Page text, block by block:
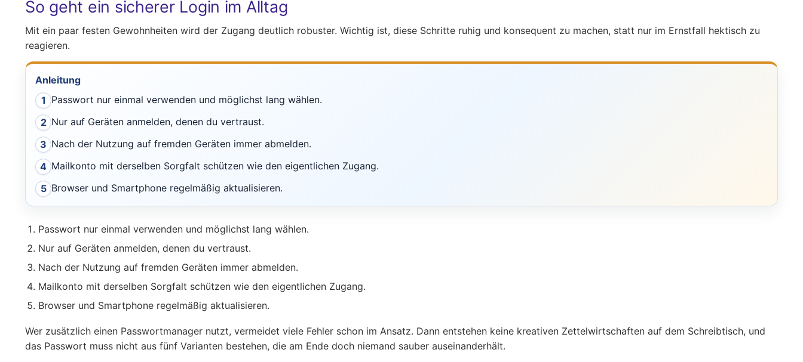
So geht ein sicherer Login im Alltag
Mit ein paar festen Gewohnheiten wird der Zugang deutlich robuster. Wichtig ist, diese Schritte ruhig und konsequent zu machen, statt nur im Ernstfall hektisch zu
reagieren.
Anleitung
1 Passwort nur einmal verwenden und möglichst lang wählen.
2 Nur auf Geräten anmelden, denen du vertraust.
3 Nach der Nutzung auf fremden Geräten immer abmelden.
4 Mailkonto mit derselben Sorgfalt schützen wie den eigentlichen Zugang.
5 Browser und Smartphone regelmäßig aktualisieren.
Passwort nur einmal verwenden und möglichst lang wählen.
Nur auf Geräten anmelden, denen du vertraust.
Nach der Nutzung auf fremden Geräten immer abmelden.
Mailkonto mit derselben Sorgfalt schützen wie den eigentlichen Zugang.
Browser und Smartphone regelmäßig aktualisieren.
Wer zusätzlich einen Passwortmanager nutzt, vermeidet viele Fehler schon im Ansatz. Dann entstehen keine kreativen Zettelwirtschaften auf dem Schreibtisch, und
das Passwort muss nicht aus fünf Varianten bestehen, die am Ende doch niemand sauber auseinanderhält.